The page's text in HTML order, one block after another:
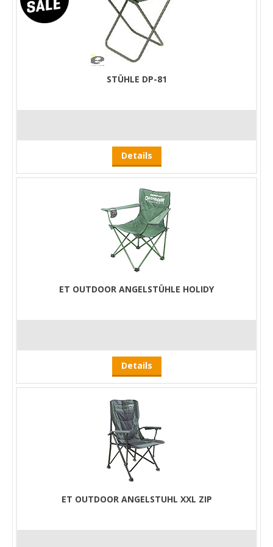
STÜHLE DP-81
Details
ET OUTDOOR ANGELSTÜHLE HOLIDY
Details
ET OUTDOOR ANGELSTUHL XXL ZIP